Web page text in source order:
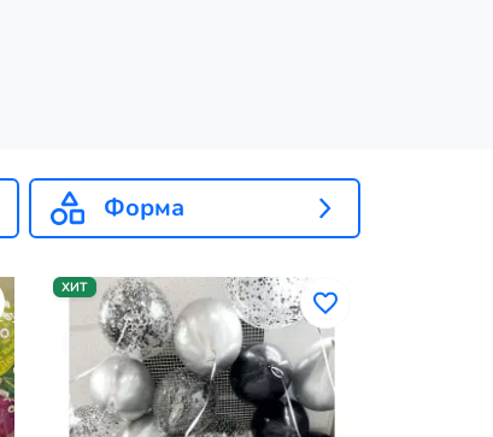
Форма
ХИТ